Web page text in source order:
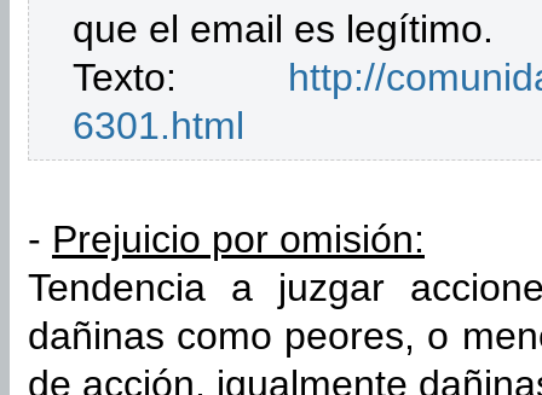
que el email es legítimo.
Texto: http://
6301.html
- Prejuicio por omisión:
Tendencia a juzgar
dañinas como peores, o
de acción, igualmente